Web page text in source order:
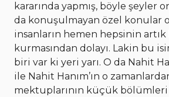
kararında yapmış, böyle şeyler
da konuşulmayan özel konular
insanların hemen hepsinin
kurmasından dolayı. Lakin bu
biri var ki yeri yarı. O da Nahit
ile Nahit Hanım’ın o
mektuplarının küçük